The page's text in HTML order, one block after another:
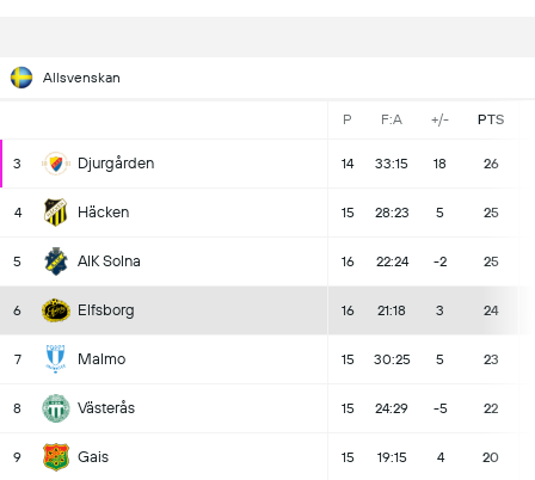
Allsvenskan
P F:A +/- PTS
3 Djurgården 14 33:15 18 26
4 Häcken 15 28:23 5 25
5 AIK Solna 16 22:24 -2 25
6 Elfsborg 16 21:18 3 24
7 Malmo 15 30:25 5 23
8 Västerås 15 24:29 -5 22
9 Gais 15 19:15 4 20